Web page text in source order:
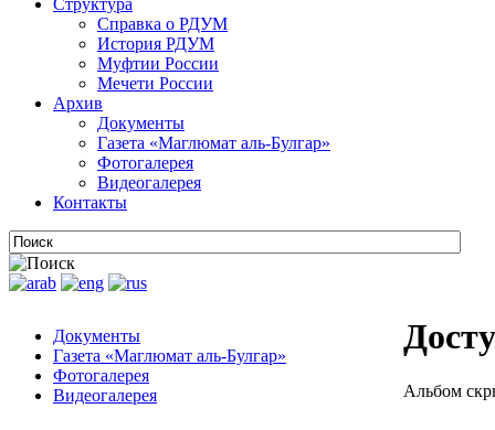
Структура
Справка о РДУМ
История РДУМ
Муфтии России
Мечети России
Архив
Документы
Газета «Маглюмат аль-Булгар»
Фотогалерея
Видеогалерея
Контакты
Документы
Газета «Маглюмат аль-Булгар»
Фотогалерея
Видеогалерея
Альбом